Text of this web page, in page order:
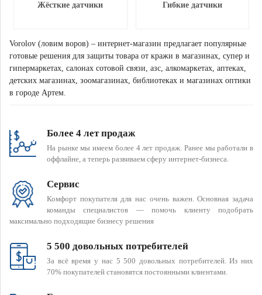
Жёсткие датчики Гибкие датчики
Vorolov (ловим воров) – интернет-магазин предлагает популярные
готовые решения для защиты товара от кражи в магазинах, супер и
гипермаркетах, салонах сотовой связи, азс, алкомаркетах, аптеках,
детских магазинах, зоомагазинах, библиотеках и магазинах оптики
в городе Артем.
Более 4 лет продаж
На рынке мы имеем более 4 лет продаж. Ранее мы работали в
оффлайне, а теперь развиваем сферу интернет-бизнеса.
Сервис
Комфорт покупателя для нас очень важен. Основная задача
команды специалистов — помочь клиенту подобрать
максимально подходящие бизнесу решения
5 500 довольных потребителей
За всё время у нас 5 500 довольных потребителей. Из них
70% покупателей становятся постоянными клиентами.